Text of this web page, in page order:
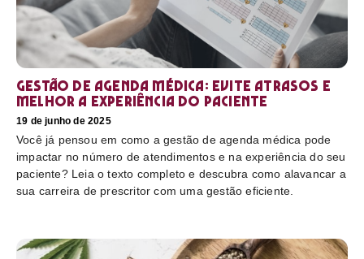
Gestão de agenda médica: Evite atrasos e
melhor a experiência do paciente
19 de junho de 2025
Você já pensou em como a gestão de agenda médica pode
impactar no número de atendimentos e na experiência do seu
paciente? Leia o texto completo e descubra como alavancar a
sua carreira de prescritor com uma gestão eficiente.